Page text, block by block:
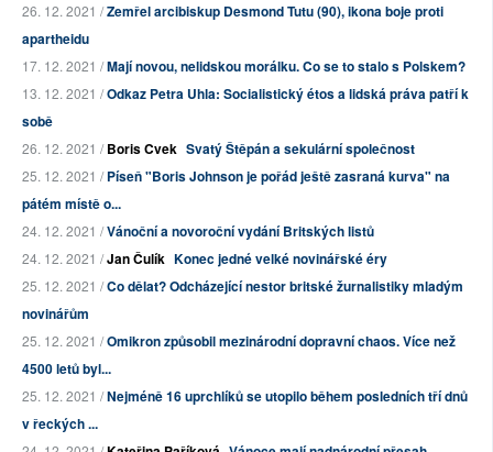
26. 12. 2021 /Zemřel arcibiskup Desmond Tutu (90), ikona boje proti
apartheidu
17. 12. 2021 /Mají novou, nelidskou morálku. Co se to stalo s Polskem?
13. 12. 2021 /Odkaz Petra Uhla: Socialistický étos a lidská práva patří k
sobě
26. 12. 2021 /Boris Cvek Svatý Štěpán a sekulární společnost
25. 12. 2021 /Píseň "Boris Johnson je pořád ještě zasraná kurva" na
pátém místě o...
24. 12. 2021 /Vánoční a novoroční vydání Britských listů
24. 12. 2021 /Jan Čulík Konec jedné velké novinářské éry
25. 12. 2021 /Co dělat? Odcházející nestor britské žurnalistiky mladým
novinářům
25. 12. 2021 /Omikron způsobil mezinárodní dopravní chaos. Více než
4500 letů byl...
25. 12. 2021 /Nejméně 16 uprchlíků se utopilo během posledních tří dnů
v řeckých ...